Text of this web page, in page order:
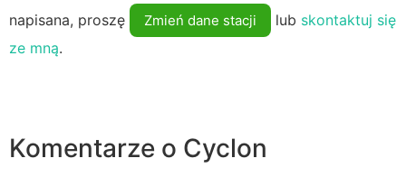
napisana, proszę Zmień dane stacji lub skontaktuj się
ze mną.
Komentarze o Cyclon